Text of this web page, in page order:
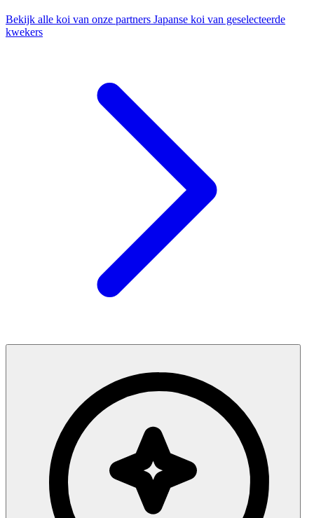
Bekijk alle koi van onze partners Japanse koi van geselecteerde
kwekers